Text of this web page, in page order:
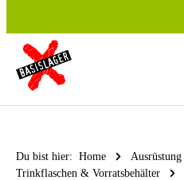
Du bist hier: Home Ausrüstung
Trinkflaschen & Vorratsbehälter